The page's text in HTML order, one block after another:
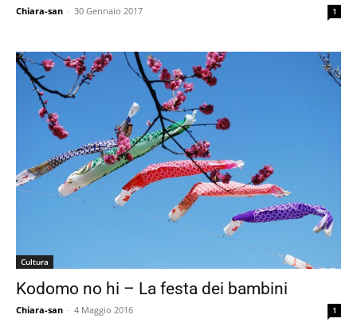
Chiara-san - 30 Gennaio 2017 1
Cultura
Kodomo no hi – La festa dei bambini
Chiara-san - 4 Maggio 2016 1